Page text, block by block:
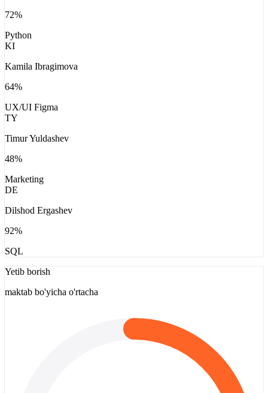
72%
Python
KI
Kamila Ibragimova
64%
UX/UI Figma
TY
Timur Yuldashev
48%
Marketing
DE
Dilshod Ergashev
92%
SQL
Yetib borish
maktab bo'yicha o'rtacha